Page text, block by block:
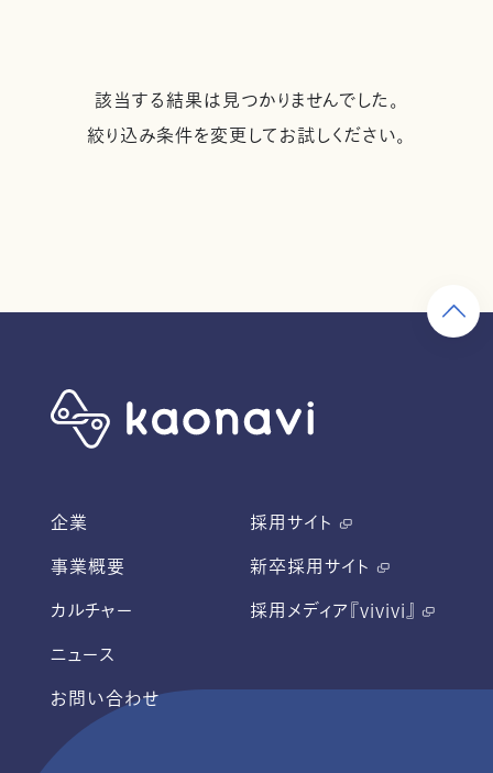
該当する結果は見つかりませんでした。
絞り込み条件を変更してお試しください。
企業
事業概要
カルチャー
ニュース
お問い合わせ
採用サイト
新卒採用サイト
採用メディア『vivivi』